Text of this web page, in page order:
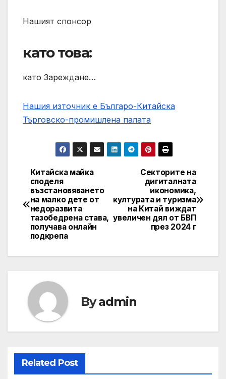
Нашият спонсор
като това:
като Зареждане…
Нашия източник е Българо-Китайска
Търговско-промишлена палaта
Post
navigation
Секторите на
дигиталната
икономика,
културата и туризма
на Китай виждат
увеличен дял от БВП
през 2024 г
Китайска майка
споделя
възстановяването
на малко дете от
недоразвита
тазобедрена става,
получава онлайн
подкрепа
Byadmin
Related Post